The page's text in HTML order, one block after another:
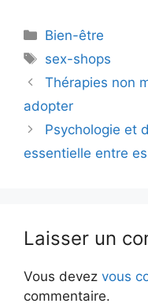
Catégories
Bien-être
Étiquettes
sex-shops
Thérapies non
adopter
Psychologie et
essentielle entre
Laisser un
Vous devez vous
commentaire.